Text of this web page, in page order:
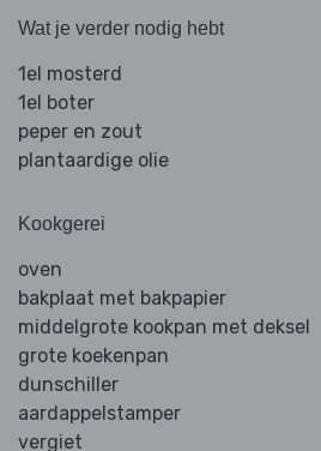
Wat je verder nodig hebt
1el mosterd
1el boter
peper en zout
plantaardige olie
Kookgerei
oven
bakplaat met bakpapier
middelgrote kookpan met deksel
grote koekenpan
dunschiller
aardappelstamper
vergiet